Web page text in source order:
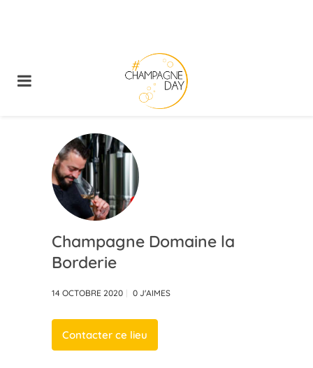
Champagne Domaine la
Borderie
14 OCTOBRE 2020 0 J'AIMES
Contacter ce lieu